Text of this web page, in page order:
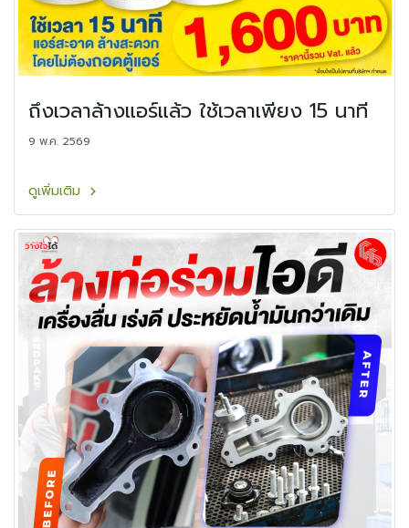
ถึงเวลาล้างแอร์แล้ว ใช้เวลาเพียง 15 นาที
9 พ.ค. 2569
ดูเพิ่มเติม